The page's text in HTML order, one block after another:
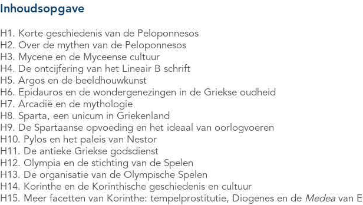
Inhoudsopgave
H1. Korte geschiedenis van de Peloponnesos
H2. Over de mythen van de Peloponnesos
H3. Mycene en de Myceense cultuur
H4. De ontcijfering van het Lineair B schrift
H5. Argos en de beeldhouwkunst
H6. Epidauros en de wondergenezingen in de Griekse oudheid
H7. Arcadië en de mythologie
H8. Sparta, een unicum in Griekenland
H9. De Spartaanse opvoeding en het ideaal van oorlogvoeren
H10. Pylos en het paleis van Nestor
H11. De antieke Griekse godsdienst
H12. Olympia en de stichting van de Spelen
H13. De organisatie van de Olympische Spelen
H14. Korinthe en de Korinthische geschiedenis en cultuur
H15. Meer facetten van Korinthe: tempelprostitutie, Diogenes en de Medeavan